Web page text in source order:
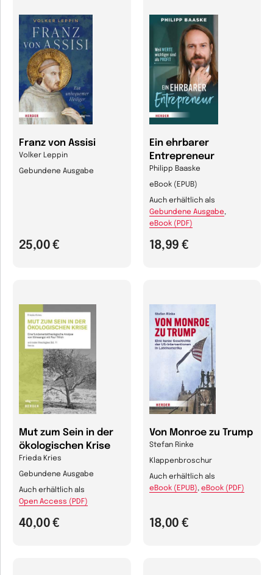
Franz von Assisi
Volker Leppin
Gebundene Ausgabe
25,00 €
Ein ehrbarer
Entrepreneur
Philipp Baaske
eBook (EPUB)
18,99 €
Auch erhältlich als
Gebundene Ausgabe,
eBook (PDF)
Mut zum Sein in der
ökologischen Krise
Frieda Kries
Gebundene Ausgabe
40,00 €
Auch erhältlich als
Open Access (PDF)
Von Monroe zu Trump
Stefan Rinke
Klappenbroschur
18,00 €
Auch erhältlich als
eBook (EPUB), eBook (PDF)